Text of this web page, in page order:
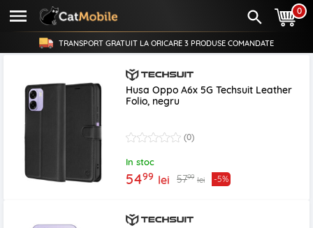
0
TRANSPORT GRATUIT LA ORICARE 3 PRODUSE COMANDATE
Husa Oppo A6x 5G Techsuit Leather
Folio, negru
(0)
In stoc
5499 lei 5799 lei -5%